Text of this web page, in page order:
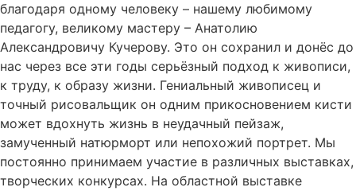
благодаря одному человеку – нашему любимому
педагогу, великому мастеру – Анатолию
Александровичу Кучерову. Это он сохранил и донёс до
нас через все эти годы серьёзный подход к живописи,
к труду, к образу жизни. Гениальный живописец и
точный рисовальщик он одним прикосновением кисти
может вдохнуть жизнь в неудачный пейзаж,
замученный натюрморт или непохожий портрет. Мы
постоянно принимаем участие в различных выставках,
творческих конкурсах. На областной выставке